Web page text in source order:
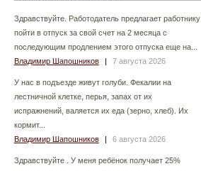
Здравствуйте. Работодатель предлагает работнику
пойти в отпуск за свой счет на 2 месяца с
последующим продлением этого отпуска еще на...
Владимир Шапошников
| 7 августа 2026
У нас в подъезде живут голуби. Фекалии на
лестничной клетке, перья, запах от их
испражнений, валяется их еда (зерно, хлеб). Их
кормит...
Владимир Шапошников
| 6 августа 2026
Здравствуйте . У меня ребёнок получает 25%